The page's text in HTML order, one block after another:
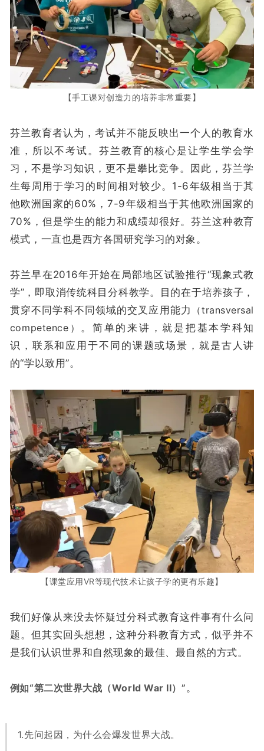
【手工课对创造力的培养非常重要】
芬兰教育者认为，考试并不能反映出一个人的教育水
准，所以不考试。芬兰教育的核心是让学生学会学
习，不是学习知识，更不是攀比竞争。因此，芬兰学
生每周用于学习的时间相对较少。1-6年级相当于其
他欧洲国家的60%，7-9年级相当于其他欧洲国家的
70%，但是学生的能力和成绩却很好。芬兰这种教育
模式，一直也是西方各国研究学习的对象。
芬兰早在2016年开始在局部地区试验推行“现象式教
学”，即取消传统科目分科教学。目的在于培养孩子，
贯穿不同学科不同领域的交叉应用能力
（transversal
competence） 。简单的来讲，就是把基本学科知
识，联系和应用于不同的课题或场景，就是古人讲
的“学以致用”。
【课堂应用VR等现代技术让孩子学的更有乐趣】
我们好像从来没去怀疑过分科式教育这件事有什么问
题。但其实回头想想，这种分科教育方式，似乎并不
是我们认识世界和自然现象的最佳、最自然的方式。
例如“第二次世界大战 （World War II）”。
1.先问起因，为什么会爆发世界大战。